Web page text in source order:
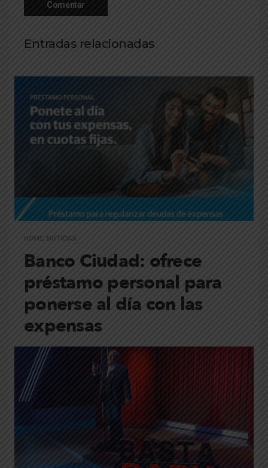
Entradas relacionadas
HOME NOTICIAS
Banco Ciudad: ofrece
préstamo personal para
ponerse al día con las
expensas